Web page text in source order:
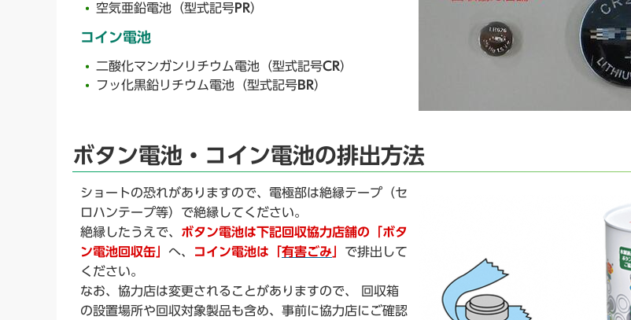
空気亜鉛電池（型式記号PR）
コイン電池
二酸化マンガンリチウム電池（型式記号CR）
フッ化黒鉛リチウム電池（型式記号BR）
ボタン電池・コイン電池の排出方法
ショートの恐れがありますので、電極部は絶縁テープ（セ
ロハンテープ等）で絶縁してください。
絶縁したうえで、 ボタン電池は下記回収協力店舗の「ボタ
ン電池回収缶」 へ、 コイン電池は「 有害ごみ
で排出して
ください。
なお、協力店は変更されることがありますので、 回収箱
の設置場所や回収対象製品も含め、事前に協力店にご確認